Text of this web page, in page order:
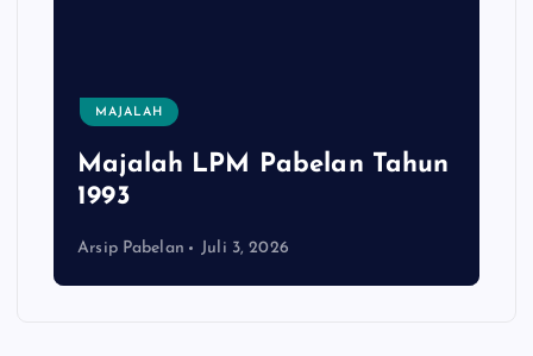
MAJALAH
Majalah LPM Pabelan Tahun
1993
Arsip Pabelan Juli 3, 2026